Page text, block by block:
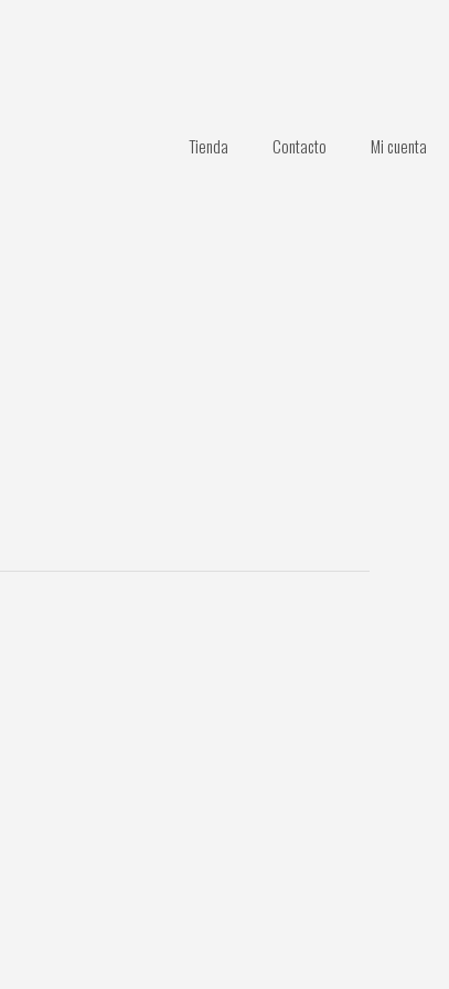
Tienda Contacto Mi cuenta